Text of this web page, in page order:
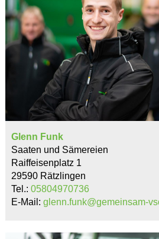
Glenn Funk
Saaten und Sämereien
Raiffeisenplatz 1
29590 Rätzlingen
Tel.: 05804970736
E-Mail: glenn.funk@gemeinsam-